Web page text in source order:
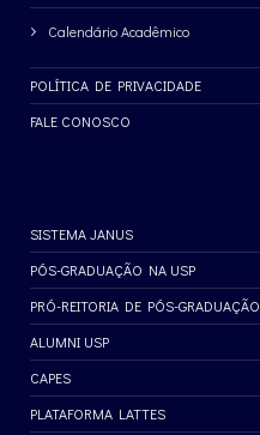
Calendário Acadêmico
POLÍTICA DE PRIVACIDADE
FALE CONOSCO
SISTEMA JANUS
PÓS-GRADUAÇÃO NA USP
PRÓ-REITORIA DE PÓS-GRADUAÇÃO
ALUMNI USP
CAPES
PLATAFORMA LATTES